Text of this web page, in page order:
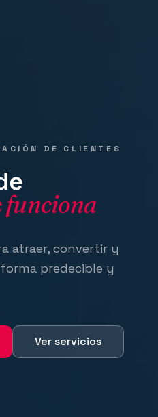
DE CLIENTES
funciona
atraer, convertir y
predecible y
Ver servicios